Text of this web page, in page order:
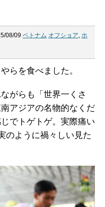
08/09 ベトナム オフショア, ホ
らを食べました。
がらも「世界一くさ
アジアの名物的なくだ
でトゲトゲ。実際痛い
のように禍々しい見た